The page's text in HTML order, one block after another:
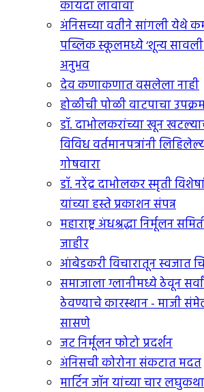
कायदा लावावा
अंनिसच्या वतीने सांगली येथे
पब्लिक स्कूलमध्ये ‘शून्य
अनुभव
देव कणाकणात वसलेला नाही
होळीची पोळी वाटपाचा
डॉ. दाभोलकरांच्या खून
विविध वर्तमानपत्रांनी
गोषवारा
डॉ. नरेंद्र दाभोलकर स्मृती
यांच्या हस्ते प्रकाशन संपन्न
महाराष्ट्र अंधश्रद्धा निर्मूलन
जाहीर
आंबेडकरी विचारातून स्वजात
समाजाला ग्लानीमध्ये ठेवून
ठेवण्याचे कारस्थान - माजी
सासणे
जट निर्मूलन फोटो प्रदर्शन
अंनिसची कोरोना संकटात मदत
मार्टिन जॉन यांच्या चार लघुकथा